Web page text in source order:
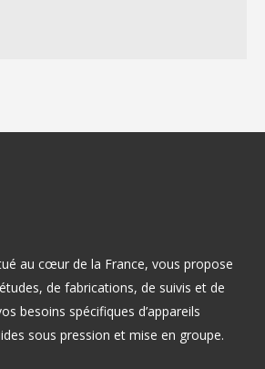
au cœur de la France, vous propose
de fabrications, de suivis et de
besoins spécifiques d’appareils
sous pression et mise en groupe.